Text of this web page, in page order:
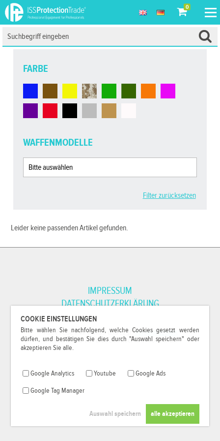
COOKIE EINSTELLUNGEN
Bitte wählen Sie nachfolgend, welche Cookies gesetzt werden
dürfen, und bestätigen Sie dies durch "Auswahl speichern" oder
akzeptieren Sie alle.
Google Analytics Youtube Google Ads
Google Tag Manager
0
FARBE
WAFFENMODELLE
Filter zurücksetzen
Leider keine passenden Artikel gefunden.
IMPRESSUM
DATENSCHUTZERKLÄRUNG
*Alle Preise inkl. MwSt. und zzgl.Versandkosten
© 2000-2026 79Pixel, alle Rechte vorbehalten.